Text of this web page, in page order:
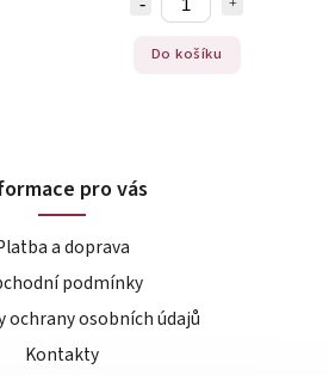
Do košíku
pro vás
a doprava
podmínky
ochrany osobních údajů
Kontakty